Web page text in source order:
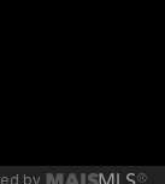
by